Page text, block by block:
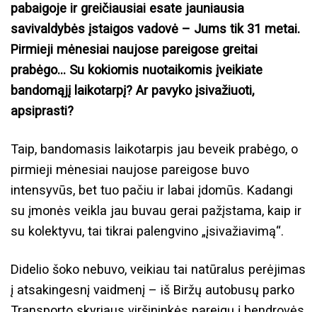
pabaigoje ir greičiausiai esate jauniausia
savivaldybės įstaigos vadovė – Jums tik 31 metai.
Pirmieji mėnesiai naujose pareigose greitai
prabėgo... Su kokiomis nuotaikomis įveikiate
bandomąjį laikotarpį? Ar pavyko įsivažiuoti,
apsiprasti?
Taip, bandomasis laikotarpis jau beveik prabėgo, o
pirmieji mėnesiai naujose pareigose buvo
intensyvūs, bet tuo pačiu ir labai įdomūs. Kadangi
su įmonės veikla jau buvau gerai pažįstama, kaip ir
su kolektyvu, tai tikrai palengvino „įsivažiavimą“.
Didelio šoko nebuvo, veikiau tai natūralus perėjimas
į atsakingesnį vaidmenį – iš Biržų autobusų parko